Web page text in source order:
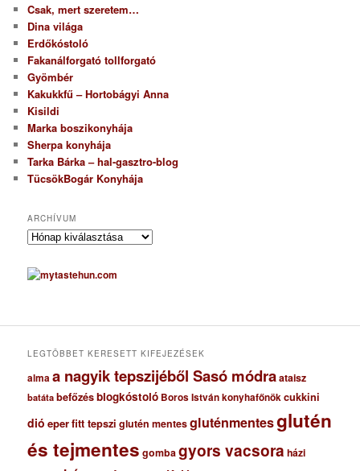
Csak, mert szeretem…
Dina világa
Erdőkóstoló
Fakanálforgató tollforgató
Gyömbér
Kakukkfű – Hortobágyi Anna
Kisildi
Marka boszikonyhája
Sherpa konyhája
Tarka Bárka – hal-gasztro-blog
TücsökBogár Konyhája
ARCHÍVUM
A
c
h
u
LEGTÖBBET KERESETT KIFEJEZÉSEK
almaa nagyik tepszijéből Sasó módraataisz
batáta befőzésblogkóstoló Boros István konyhafőnökcukkini
dió eperfitt tepszi glutén mentesgluténmentesglutén
és tejmentes gombagyors vacsora házi